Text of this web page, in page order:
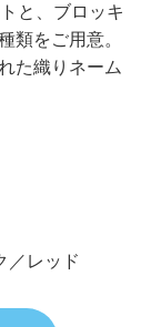
と、ブロッキ
類をご用意。
た織りネーム
／レッド